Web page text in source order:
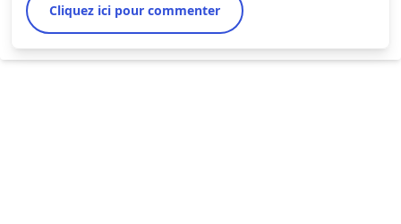
Cliquez ici pour commenter